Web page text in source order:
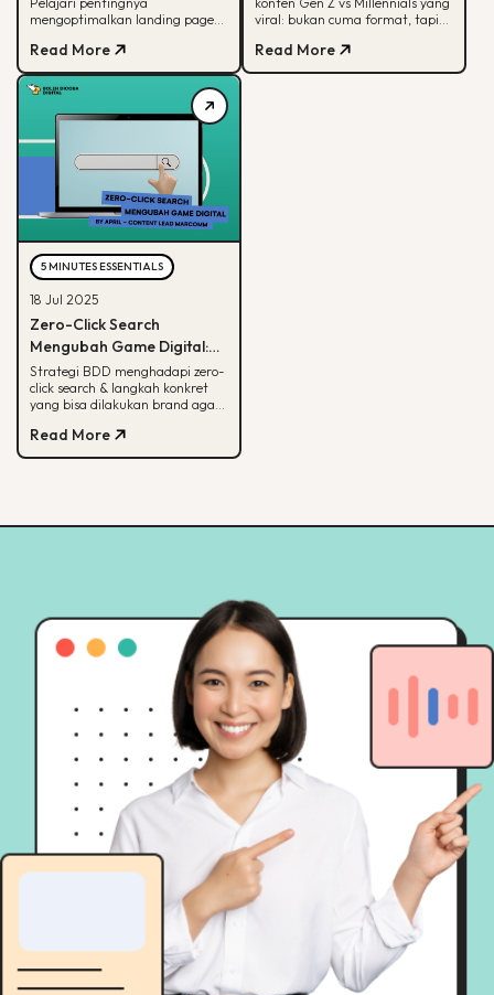
Page dalam Digital
Marketing
mengoptimalkan landing page
maksimal
Read More
Konten
viral: bukan cuma format, tapi
Read More
5 MINUTES ESSENTIALS
18 Jul 2025
Zero-Click Search
Mengubah Game Digital:
Begini Strategi BDD & Apa
yang Bisa Dilakukan Brand
Strategi BDD menghadapi zero-
click search & langkah konkret
yang bisa dilakukan brand agar
Google
Read More